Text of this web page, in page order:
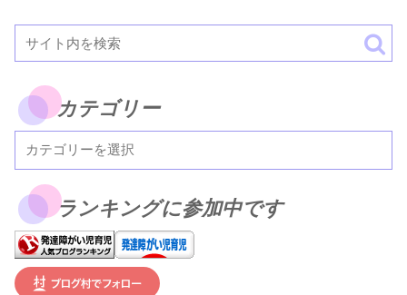
カテゴリー
ランキングに参加中です